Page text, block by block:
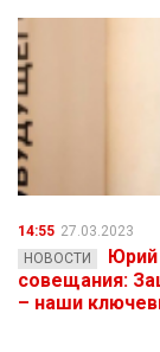
14:55 27.03.2023
НОВОСТИ
Юрий
совещания:
– наши